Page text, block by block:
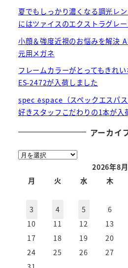
夏でもしっかり濃くなる調光レ
にはツァイスのエクストラグレ
小顔＆強度近視のお悩みを解決
元用メガネ
フレームカラーがとってもきれ
ES-2472が入荷しました
spec ēspace（スペックエスパ
好きスタッフこだわりの1本が入
アーカイ
ア
2026年8月
月
火 水 木
3
4 5 6
10
11 12 13
17
18 19 20
24
25 26 27